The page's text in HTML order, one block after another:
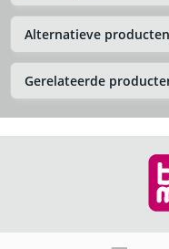
Alternatieve
Gerelateerde